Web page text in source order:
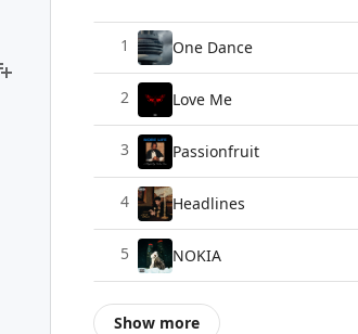
1 One Dance
2 Love Me
3 Passionfruit
4 Headlines
5 NOKIA
Show more